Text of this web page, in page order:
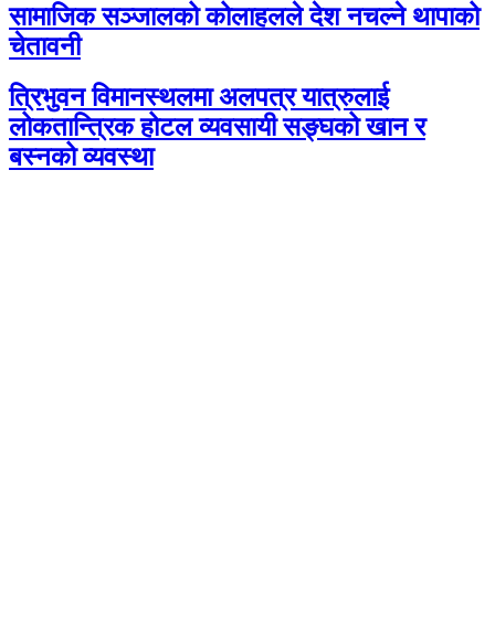
सामाजिक सञ्जालको कोलाहलले देश नचल्ने थापाको
चेतावनी
त्रिभुवन विमानस्थलमा अलपत्र यात्रुलाई
लोकतान्त्रिक होटल व्यवसायी सङ्घको खान र
बस्नको व्यवस्था